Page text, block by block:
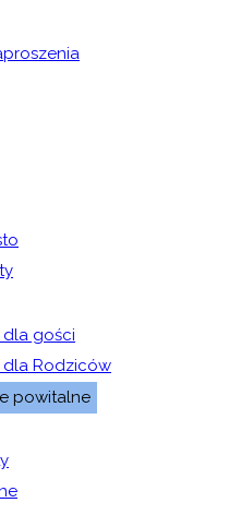
gości
Rodziców
powitalne